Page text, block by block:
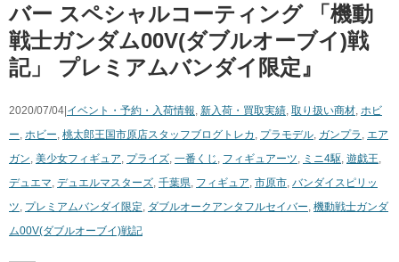
バー ​スペシャルコーティング ​「機動
戦士ガンダム00V(ダブルオーブイ)戦
記」 ​プレミアムバンダイ限定』
2020/07/04|イベント・予約・入荷情報, 新入荷・買取実績, 取り扱い商材, ホビ
ー, ホビー, 桃太郎王国市原店スタッフブログ トレカ , プラモデル, ガンプラ , エア
ガン, 美少女フィギュア, プライズ, 一番くじ , フィギュアーツ, ミニ4駆, 遊戯王,
デュエマ, デュエルマスターズ, 千葉県, フィギュア, 市原市, バンダイスピリッ
ツ, プレミアムバンダイ限定, ダブルオークアンタフルセイバー, 機動戦士ガンダ
ム00V(ダブルオーブイ)戦記